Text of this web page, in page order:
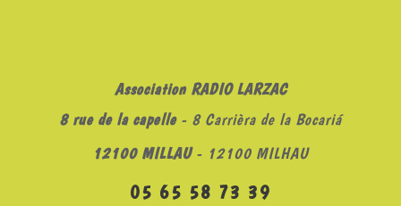
Association RADIO LARZAC
8 rue de la capelle- 8 Carrièra de la Bocariá
12100 MILLAU- 12100 MILHAU
05 65 58 73 39